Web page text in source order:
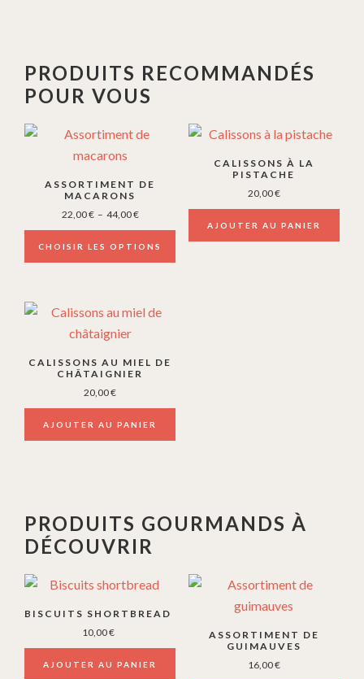
PRODUITS RECOMMANDÉS
POUR VOUS
ASSORTIMENT DE
MACARONS
22,00€ – 44,00€Plage
de
prix :
22,00 €
CHOISIR LES OPTIONS
Ce
plusieurs
variations.
options
être
la
du
produit
CALISSONS À LA
PISTACHE
20,00€
AJOUTER AU PANIER
CALISSONS AU MIEL DE
CHÂTAIGNIER
20,00€
AJOUTER AU PANIER
PRODUITS GOURMANDS À
DÉCOUVRIR
BISCUITS SHORTBREAD
10,00€
AJOUTER AU PANIER
ASSORTIMENT DE
GUIMAUVES
16,00€